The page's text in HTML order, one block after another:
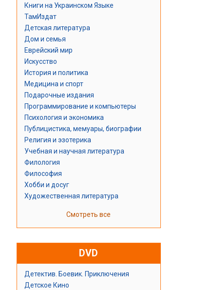
Книги на Украинском Языке
ТамИздат
Детская литература
Дом и семья
Еврейский мир
Искусство
История и политика
Медицина и спорт
Подарочные издания
Программирование и компьютеры
Психология и экономика
Публицистика, мемуары, биографии
Религия и эзотерика
Учебная и научная литература
Филология
Философия
Хобби и досуг
Художественная литература
Смотреть все
DVD
Детектив. Боевик. Приключения
Детское Кино